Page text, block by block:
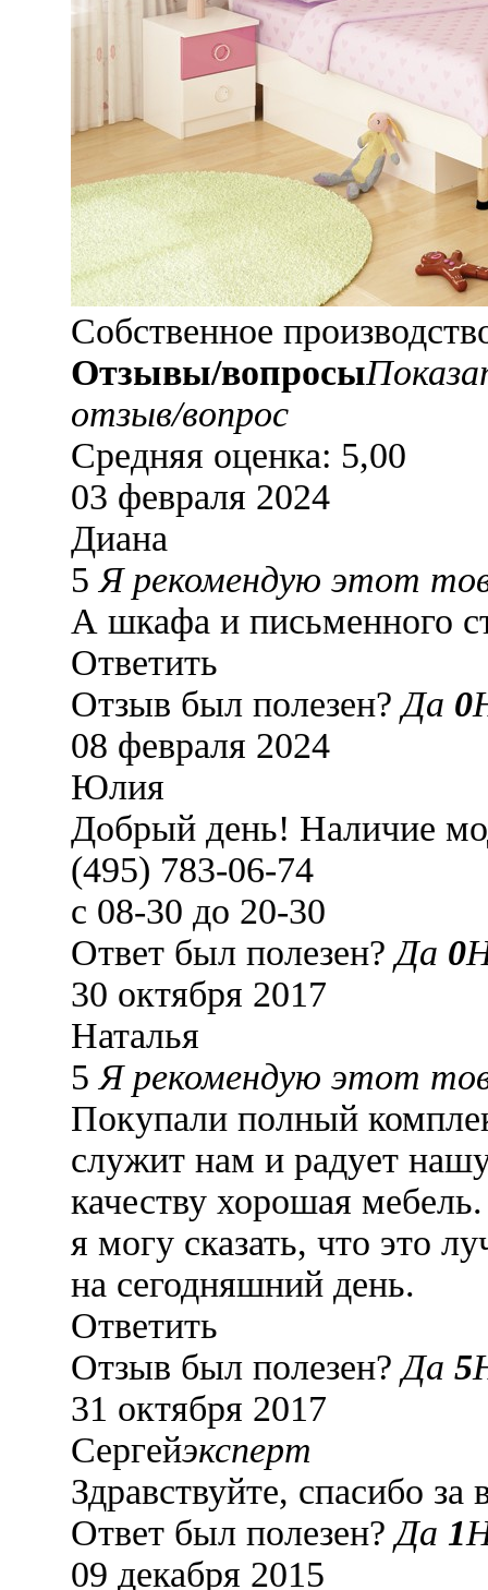
Собственное
Отзывы/вопросы
отзыв/вопрос
Средняя оценка: 5,00
03 февраля 2024
Диана
5 Я рекомендую этот
А шкафа и письменного
Ответить
Отзыв был полезен?Да 0
08 февраля 2024
Юлия
Добрый день! Наличие
(495) 783-06-74
с 08-30 до 20-30
Ответ был полезен?Да 0
30 октября 2017
Наталья
5 Я рекомендую этот
Покупали полный
служит нам и радует
качеству хорошая
я могу сказать, что это
на сегодняшний день.
Ответить
Отзыв был полезен?Да 5
31 октября 2017
Сергейэксперт
Здравствуйте, спасибо
Ответ был полезен?Да 1
09 декабря 2015